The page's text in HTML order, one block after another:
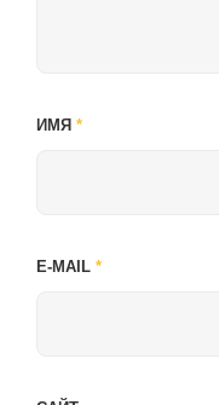
ИМЯ *
E-MAIL *